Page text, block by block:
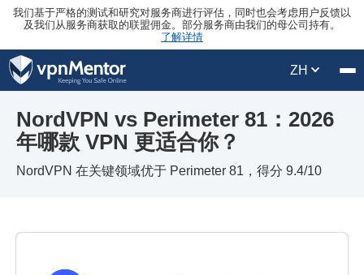
我们基于严格的测试和研究对服务商进行评估，同时也会考虑用户反馈以
及我们从服务商获取的联盟佣金。部分服务商由我们的母公司持有。
了解详情
ZH
NordVPN vs Perimeter 81：2026
年哪款 VPN 更适合你？
NordVPN 在关键领域优于 Perimeter 81，得分 9.4/10